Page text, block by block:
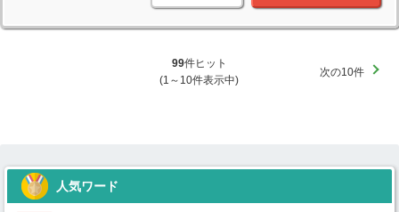
99件ヒット
(1～10件表示中)
次の10件
人気ワード